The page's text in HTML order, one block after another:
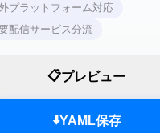
プラットフォーム対応
配信サービス分流
📋プレビュー
⬇️YAML保存